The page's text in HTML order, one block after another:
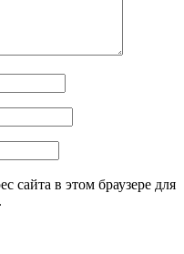
сайта в этом браузере для